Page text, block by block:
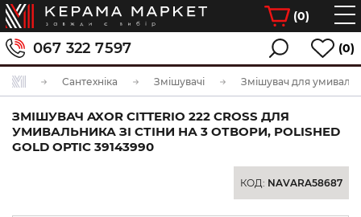
(0)
067 322 7597 (0)
Сантехніка Змішувачі Змішувач для
ЗМІШУВАЧ AXOR CITTERIO 222 CROSS ДЛЯ
УМИВАЛЬНИКА ЗІ СТІНИ НА 3 ОТВОРИ, POLISHED
GOLD OPTIC 39143990
КОД: NAVARA58687